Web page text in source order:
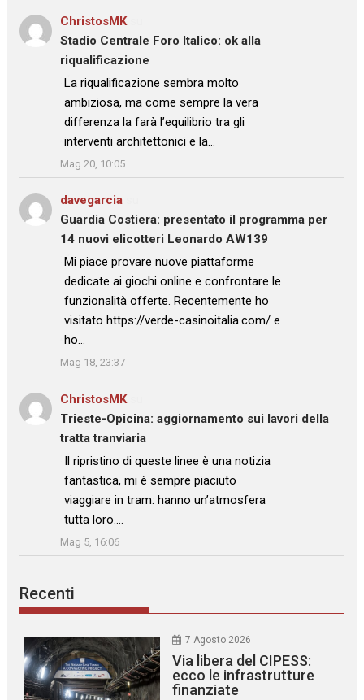
ChristosMKsu
Stadio Centrale Foro Italico: ok alla
riqualificazione
: “La riqualificazione sembra molto
ambiziosa, ma come sempre la vera
differenza la farà l’equilibrio tra gli
interventi architettonici e la…
”
Mag 20, 10:05
davegarcia
Guardia Costiera: presentato il programma per
14 nuovi elicotteri Leonardo AW139
: “
Mi piace provare nuove piattaforme
dedicate ai giochi online e confrontare le
funzionalità offerte. Recentemente ho
visitato https://verde-casinoitalia.com/ e
ho…
”
Mag 18, 23:37
ChristosMKsu
Trieste-Opicina: aggiornamento sui lavori della
tratta tranviaria
: “
Il ripristino di queste linee è una notizia
fantastica, mi è sempre piaciuto
viaggiare in tram: hanno un’atmosfera
tutta loro.…
”
Mag 5, 16:06
Recenti
7 Agosto 2026
Via libera del CIPESS:
ecco le infrastrutture
finanziate